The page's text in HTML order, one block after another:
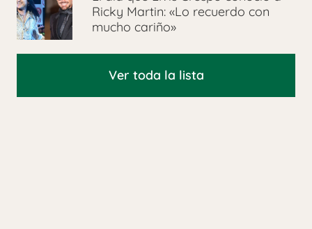
Ricky Martin: «Lo recuerdo con
mucho cariño»
Ver toda la lista